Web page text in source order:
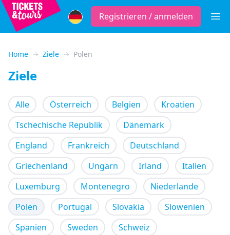
Registrieren / anmelden
Home Ziele Polen
Ziele
Alle Österreich Belgien
Kroatien
Tschechische Republik
Dänemark
England
Frankreich
Deutschland
Griechenland
Ungarn Irland
Italien
Luxemburg
Montenegro
Niederlande
Polen
Portugal Slovakia
Slowenien
Spanien
Sweden Schweiz